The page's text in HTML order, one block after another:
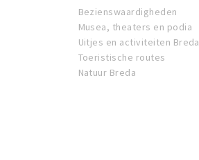
Bezienswaardigheden
Musea, theaters en podia
Uitjes en activiteiten Breda
Toeristische routes
Natuur Breda